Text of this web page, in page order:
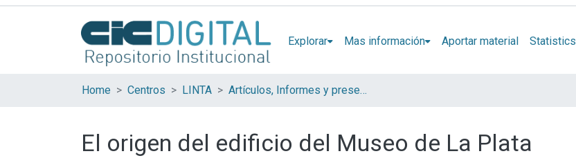
Explorar Mas información Aportar material Statistics
Home Centros LINTA Artículos, Informes y presentaciones en Congresos LINTA
El origen del edificio del Museo de La Plata